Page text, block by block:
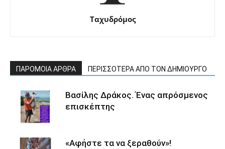
Ταχυδρόμος
ΠΑΡΟΜΟΙΑ ΑΡΘΡΑ ΠΕΡΙΣΣΟΤΕΡΑ ΑΠΟ ΤΟΝ ΔΗΜΙΟΥΡΓΟ
Βασίλης Δράκος. Ένας απρόσμενος
επισκέπτης
«Αφήστε τα να ξεραθούν»!